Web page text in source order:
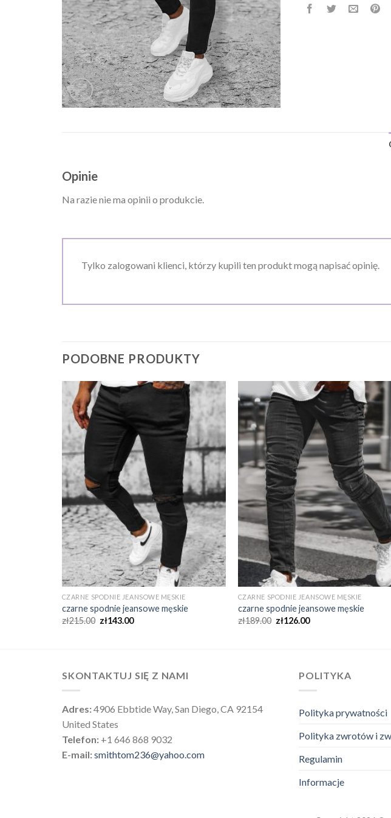
Opinie
Na razie nie ma opinii o produkcie.
Tylko zalogowani klienci, którzy kupili ten produkt mogą napisać opinię.
PODOBNE PRODUKTY
CZARNE SPODNIE JEANSOWE MĘSKIE
czarne spodnie jeansowe męskie
zł215.00 zł143.00
CZARNE SPODNIE JEANSOWE MĘSKIE
czarne spodnie jeansowe męskie
zł189.00 zł126.00
SKONTAKTUJ SIĘ Z NAMI
Adres:4906 Ebbtide Way, San Diego, CA 92154
United States
Telefon: +1 646 868 9032
E-mail:smithtom236@yahoo.com
POLITYKA
Polityka prywatności
Polityka zwrotów i
Regulamin
Informacje